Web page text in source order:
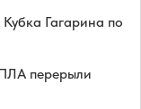
Гагарина по
перерыли